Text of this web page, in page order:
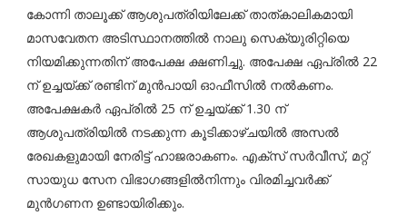
കോന്നി താലൂക്ക് ആശുപത്രിയിലേക്ക് താത്കാലികമായി
മാസവേതന അടിസ്ഥാനത്തില്‍ നാലു സെക്യുരിറ്റിയെ
നിയമിക്കുന്നതിന് അപേക്ഷ ക്ഷണിച്ചു. അപേക്ഷ ഏപ്രില്‍ 22
ന് ഉച്ചയ്ക്ക് രണ്ടിന് മുന്‍പായി ഓഫീസില്‍ നല്‍കണം.
അപേക്ഷകര്‍ ഏപ്രില്‍ 25 ന് ഉച്ചയ്ക്ക് 1.30 ന്
ആശുപത്രിയില്‍ നടക്കുന്ന കൂടിക്കാഴ്ചയില്‍ അസല്‍
രേഖകളുമായി നേരിട്ട് ഹാജരാകണം. എക്സ് സര്‍വീസ്, മറ്റ്
സായുധ സേന വിഭാഗങ്ങളില്‍നിന്നും വിരമിച്ചവര്‍ക്ക്
മുന്‍ഗണന ഉണ്ടായിരിക്കും.